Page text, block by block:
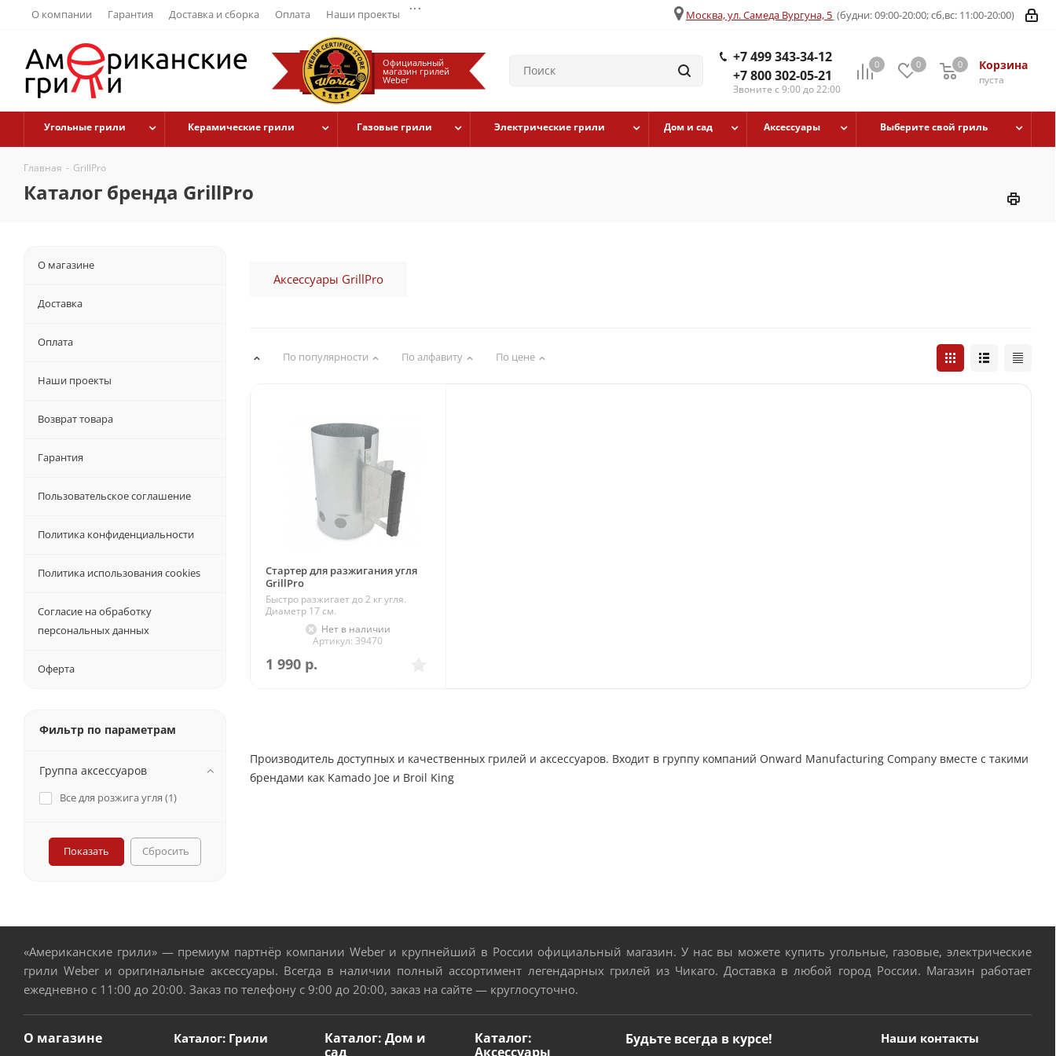
О компании Гарантия Доставка и сборка Оплата Наши проекты
...
Москва, ул. Самеда Вургуна, 5 (будни: 09:00-20:00; сб,вс: 11:00-20:00)
Официальный
магазин грилей
Weber
+7 499 343-34-12
+7 800 302-05-21
Звоните с 9:00 до 22:00
0 0 Корзина
пуста
0
Угольные грили Керамические грили Газовые грили Электрические грили Дом и сад Аксессуары Выберите свой гриль
Главная - GrillPro
Каталог бренда GrillPro
Аксессуары GrillPro
По популярности По алфавиту По цене
Стартер для разжигания угля
GrillPro
Быстро разжигает до 2 кг угля.
Диаметр 17 см.
Нет в наличии
Артикул: 39470
1 990 р.
Производитель доступных и качественных грилей и аксессуаров. Входит в группу компаний Onward Manufacturing Company вместе с такими
брендами как Kamado Joe и Broil King
О магазине
Доставка
Оплата
Наши проекты
Возврат товара
Гарантия
Пользовательское соглашение
Политика конфиденциальности
Политика использования cookies
Согласие на обработку
персональных данных
Оферта
Фильтр по параметрам
Группа аксессуаров
Все для розжига угля (1)
Сбросить
«Американские грили» — премиум партнёр компании Weber и крупнейший в России официальный магазин. У нас вы можете купить угольные, газовые, электрические
грили Weber и оригинальные аксессуары. Всегда в наличии полный ассортимент легендарных грилей из Чикаго. Доставка в любой город России. Магазин работает
ежедневно с 11:00 до 20:00. Заказ по телефону с 9:00 до 20:00, заказ на сайте — круглосуточно.
О магазине
Каталог: Грили
Каталог: Дом и
сад
Каталог:
Аксессуары
Будьте всегда в курсе! Наши контакты